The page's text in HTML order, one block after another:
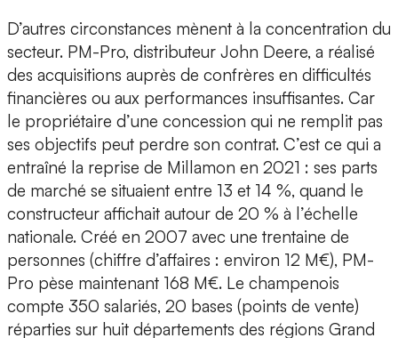
D’autres circonstances mènent à la concentration du
secteur. PM-Pro, distributeur John Deere, a réalisé
des acquisitions auprès de confrères en difficultés
financières ou aux performances insuffisantes. Car
le propriétaire d’une concession qui ne remplit pas
ses objectifs peut perdre son contrat. C’est ce qui a
entraîné la reprise de Millamon en 2021 : ses parts
de marché se situaient entre 13 et 14 %, quand le
constructeur affichait autour de 20 % à l’échelle
nationale. Créé en 2007 avec une trentaine de
personnes (chiffre d’affaires : environ 12 M€), PM-
Pro pèse maintenant 168 M€. Le champenois
compte 350 salariés, 20 bases (points de vente)
réparties sur huit départements des régions Grand